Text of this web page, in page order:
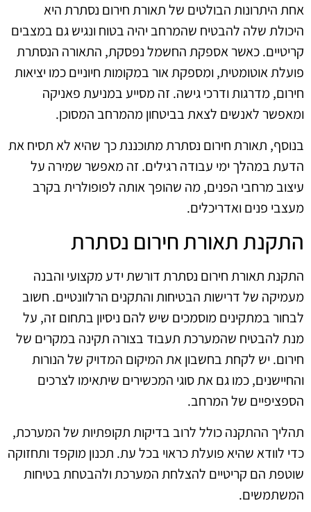
אחת היתרונות הבולטים של תאורת חירום נסתרת היא
היכולת שלה להבטיח שהמרחב יהיה בטוח ונגיש גם במצבים
קריטיים. כאשר אספקת החשמל נפסקת, התאורה הנסתרת
פועלת אוטומטית, ומספקת אור במקומות חיוניים כמו יציאות
חירום, מדרגות ודרכי גישה. זה מסייע במניעת פאניקה
ומאפשר לאנשים לצאת בביטחון מהמרחב המסוכן.
בנוסף, תאורת חירום נסתרת מתוכננת כך שהיא לא תסיח את
הדעת במהלך ימי עבודה רגילים. זה מאפשר שמירה על
עיצוב מרחבי הפנים, מה שהופך אותה לפופולרית בקרב
מעצבי פנים ואדריכלים.
התקנת תאורת חירום נסתרת
התקנת תאורת חירום נסתרת דורשת ידע מקצועי והבנה
מעמיקה של דרישות הבטיחות והתקנים הרלוונטיים. חשוב
לבחור במתקינים מוסמכים שיש להם ניסיון בתחום זה, על
מנת להבטיח שהמערכת תעבוד בצורה תקינה במקרים של
חירום. יש לקחת בחשבון את המיקום המדויק של הנורות
והחיישנים, כמו גם את סוגי המכשירים שיתאימו לצרכים
הספציפיים של המרחב.
תהליך ההתקנה כולל לרוב בדיקות תקופתיות של המערכת,
כדי לוודא שהיא פועלת כראוי בכל עת. תכנון מוקפד ותחזוקה
שוטפת הם קריטיים להצלחת המערכת ולהבטחת בטיחות
המשתמשים.